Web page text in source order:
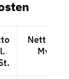
Netto
MwSt.